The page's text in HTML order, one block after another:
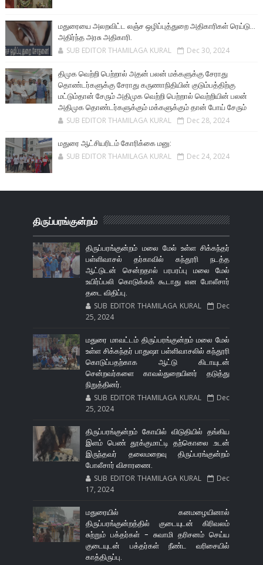
மதுரையை அலறவிட்ட லஞ்ச ஒழிப்புத்துறை அதிகாரிகள் ரெய்டு...
அதிர்ந்த அரசு அதிகாரி.
SUB EDITOR THAMILAGA KURAL Dec 30, 2024
திமுக வெற்றி பெற்றால் அதன் பலன் மக்களுக்கு சேராது
தொண்டர்களுக்கு சேராது கருணாநிதியின் குடும்பத்திற்கு
மட்டும்தான் சேரும் அதிமுக வெற்றி பெற்றால் வெற்றியின் பலன்
அதிமுக தொண்டர்களுக்கும் மக்களுக்கும் தான் போய் சேரும்
SUB EDITOR THAMILAGA KURAL Dec 28, 2024
மதுரை ஆட்சியரிடம் கோரிக்கை மனு:
SUB EDITOR THAMILAGA KURAL Dec 24, 2024
திருப்பரங்குன்றம்
திருப்பரங்குன்றம் மலை மேல் உள்ள சிக்கந்தர்
பள்ளிவாசல் தர்காவில் கந்தூரி நடத்த
ஆட்டுடன் சென்றதால் பரபரப்பு மலை மேல்
உயிர்ப்பலி கொடுக்கக் கூடாது என போலீசார்
தடை விதிப்பு.
SUB EDITOR THAMILAGA KURAL
Dec
25, 2024
மதுரை மாவட்டம் திருப்பரங்குன்றம் மலை மேல்
உள்ள சிக்கந்தர் பாதுஷா பள்ளிவாசலில் கந்தூரி
கொடுப்பதற்காக ஆட்டு கிடாயுடன்
சென்றவர்களை காவல்துறையினர் தடுத்து
நிறுத்தினர்.
SUB EDITOR THAMILAGA KURAL
Dec
25, 2024
திருப்பரங்குன்றம் கோயில் விடுதியில் தங்கிய
இளம் பெண் தூக்குமாட்டி தற்கொலை .உடன்
இருந்தவர் தலைமறைவு திருப்பரங்குன்றம்
போலீசார் விசாரணை.
SUB EDITOR THAMILAGA KURAL
Dec
17, 2024
மதுரையில் கனமழையினால்
திருப்பரங்குன்றத்தில் குடையுடன் கிரிவலம்
சுற்றும் பக்தர்கள் - சுவாமி தரிசனம் செய்ய
குடையுடன் பக்தர்கள் நீண்ட வரிசையில்
காத்திருப்பு.